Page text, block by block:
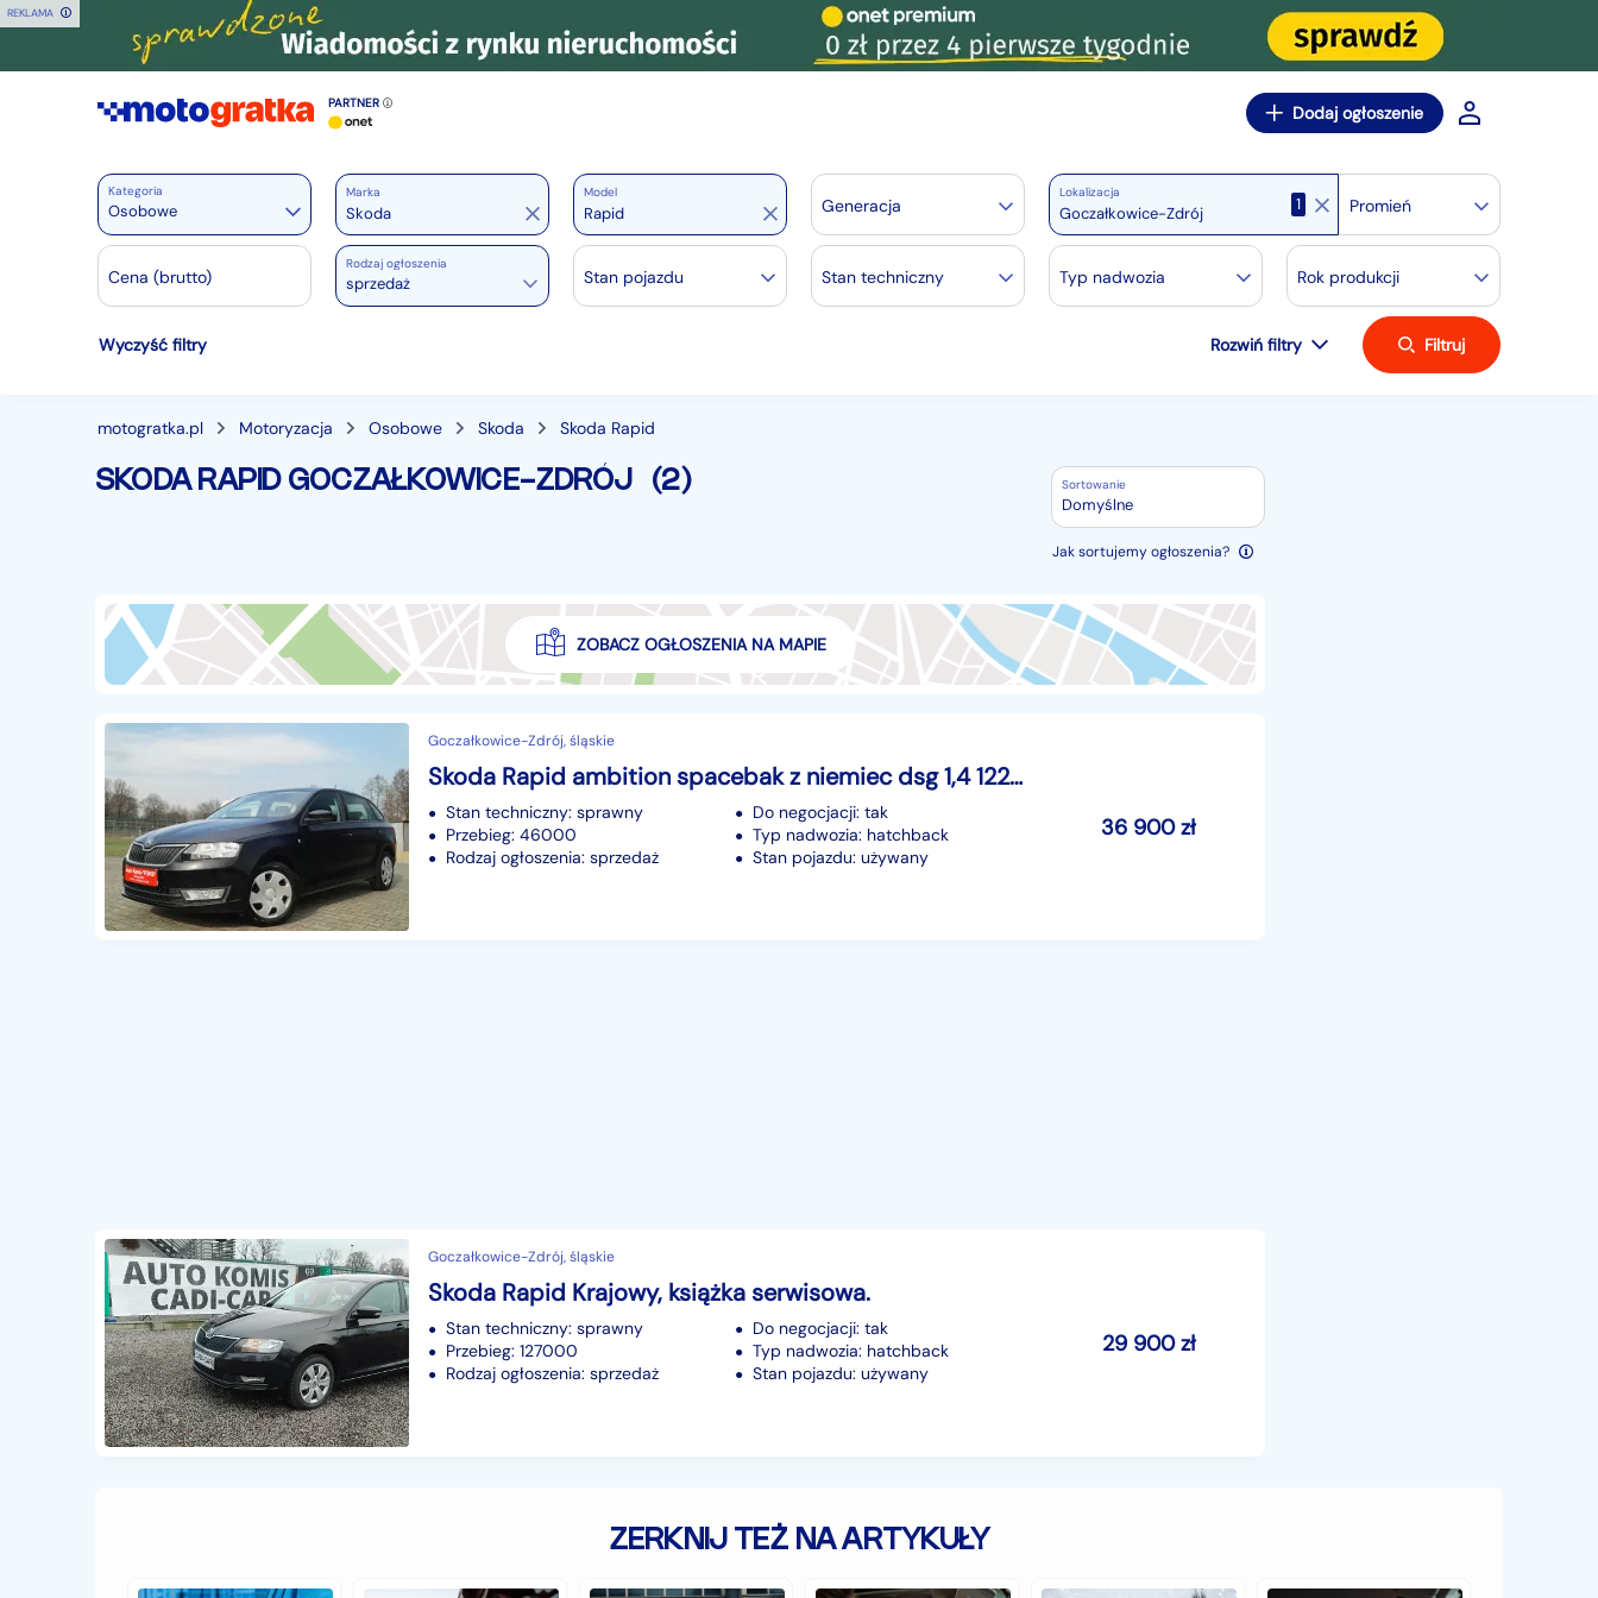
REKLAMA
PARTNER Dodaj ogłoszenie
Kategoria
Osobowe
Motoryzacja
Osobowe
Dostawcze 3537
Autobusy
Części samochodowe 14648
Części motocyklowe 1
Pojazdy specjalistyczne
Pozostałe 1066
Marka Model
Generacja
Lokalizacja
1 Promień
Cena (brutto)
Rodzaj ogłoszenia
sprzedaż Stan pojazdu Stan techniczny Typ nadwozia Rok produkcji
Wyczyść filtry Rozwiń filtry Filtruj
motogratka.pl Motoryzacja Osobowe Skoda Skoda Rapid
SKODA RAPID GOCZAŁKOWICE-ZDRÓJ (2) Sortowanie
Domyślne
Jak sortujemy ogłoszenia?
ZOBACZ OGŁOSZENIA NA MAPIE
Goczałkowice-Zdrój, śląskie
Skoda Rapid ambition spacebak z niemiec dsg 1,4 122 km tylko 46tys km. zadbany
Stan techniczny: sprawny
Przebieg: 46000
Rodzaj ogłoszenia: sprzedaż
Do negocjacji: tak
Typ nadwozia: hatchback
Stan pojazdu: używany
36 900zł
Goczałkowice-Zdrój, śląskie
Skoda Rapid Krajowy, książka serwisowa.
Stan techniczny: sprawny
Przebieg: 127000
Rodzaj ogłoszenia: sprzedaż
Do negocjacji: tak
Typ nadwozia: hatchback
Stan pojazdu: używany
29 900zł
ZERKNIJ TEŻ NA ARTYKUŁY